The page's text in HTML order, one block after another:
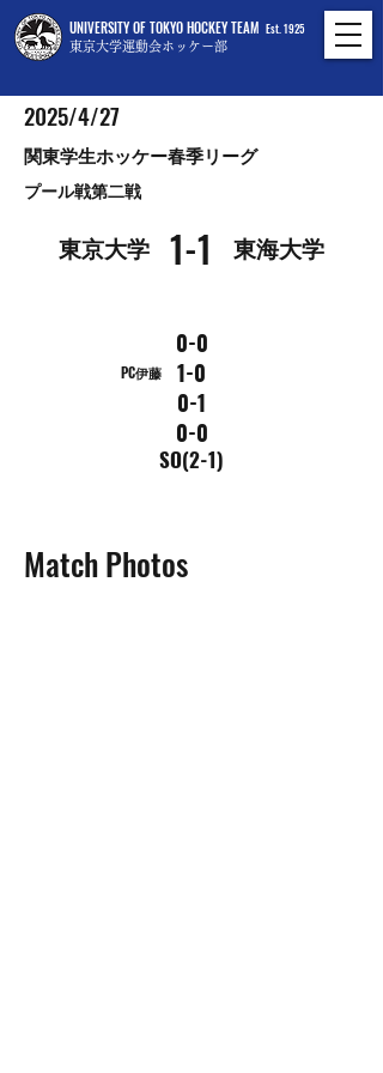
UNIVERSITY OF TOKYO HOCKEY TEAM
東京大学運動会ホッケー部
Est. 1925
2025/4/27
関東学生ホッケー春季リーグ
プール戦第二戦
東京大学 東海大学
1-1
0-0
PC伊藤
1-0
0-1
0-0
SO(2-1)
Match Photos